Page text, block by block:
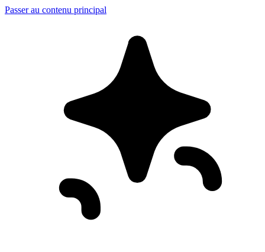
Passer au contenu principal